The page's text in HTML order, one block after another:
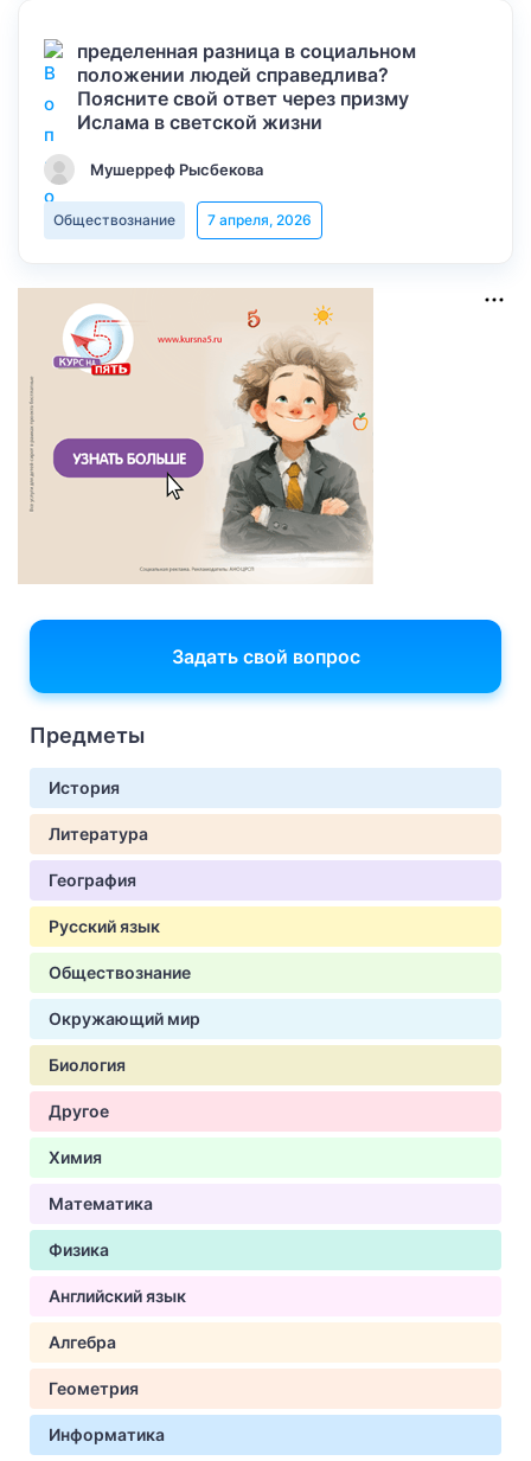
пределенная разница в социальном
положении людей справедлива?
Поясните свой ответ через призму
Ислама в светской жизни
Мушерреф Рысбекова
Обществознание 7 апреля, 2026
Задать свой вопрос
Предметы
История
Литература
География
Русский язык
Обществознание
Окружающий мир
Биология
Другое
Химия
Математика
Физика
Английский язык
Алгебра
Геометрия
Информатика